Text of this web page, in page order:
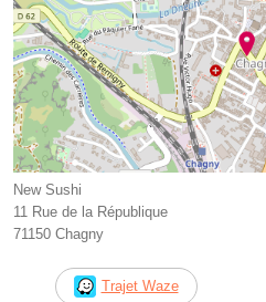
New Sushi
11 Rue de la République
71150 Chagny
Trajet Waze